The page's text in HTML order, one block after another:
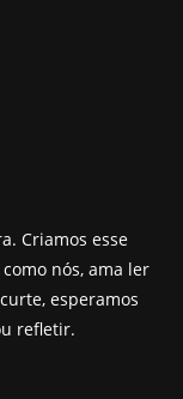
Criamos esse
nós, ama ler
esperamos
refletir.